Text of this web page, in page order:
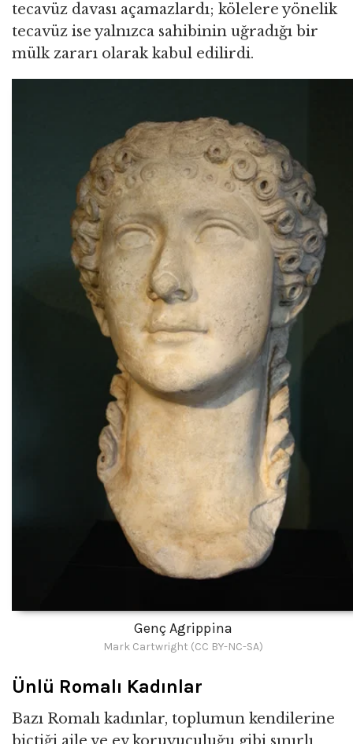
tecavüz davası açamazlardı; kölelere yönelik
tecavüz ise yalnızca sahibinin uğradığı bir
mülk zararı olarak kabul edilirdi.
Genç Agrippina
Mark Cartwright (CC BY-NC-SA)
Ünlü Romalı Kadınlar
Bazı Romalı kadınlar, toplumun kendilerine
biçtiği aile ve ev koruyuculuğu gibi sınırlı